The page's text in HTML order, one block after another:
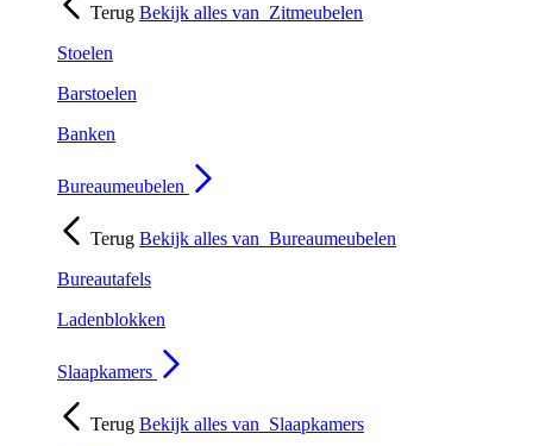
Terug Bekijk alles van Zitmeubelen
Stoelen
Barstoelen
Banken
Bureaumeubelen
Terug Bekijk alles van Bureaumeubelen
Bureautafels
Ladenblokken
Slaapkamers
Terug Bekijk alles van Slaapkamers